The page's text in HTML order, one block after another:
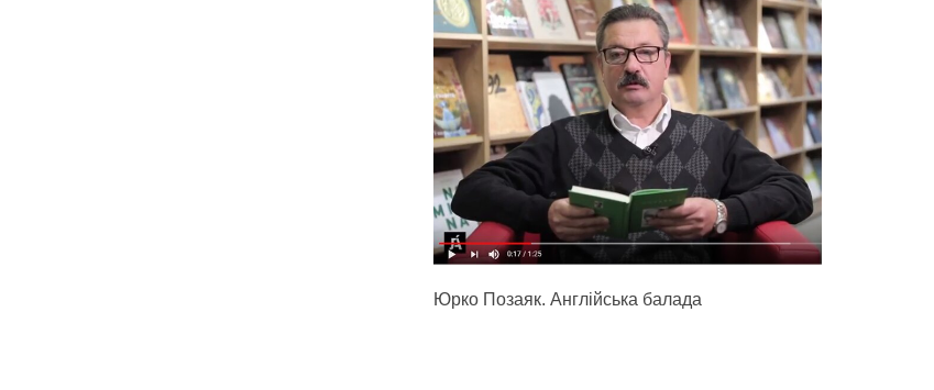
Юрко Позаяк. Англійська балада